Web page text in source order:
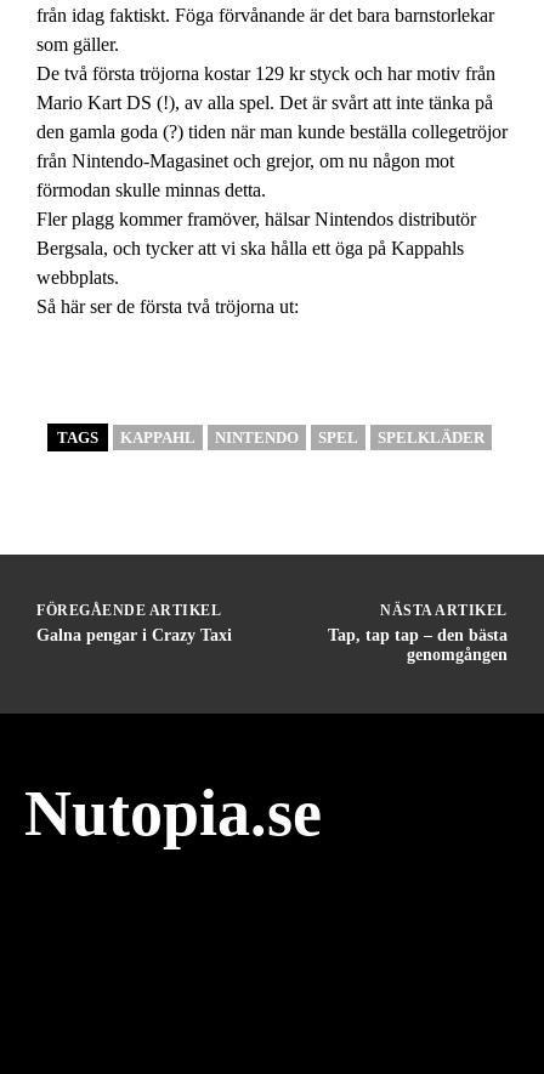
från idag faktiskt. Föga förvånande är det bara barnstorlekar
som gäller.
De två första tröjorna kostar 129 kr styck och har motiv från
Mario Kart DS (!), av alla spel. Det är svårt att inte tänka på
den gamla goda (?) tiden när man kunde beställa collegetröjor
från Nintendo-Magasinet och grejor, om nu någon mot
förmodan skulle minnas detta.
Fler plagg kommer framöver, hälsar Nintendos distributör
Bergsala, och tycker att vi ska hålla ett öga på Kappahls
webbplats.
Så här ser de första två tröjorna ut:
TAGS KAPPAHL NINTENDO SPEL SPELKLÄDER
FÖREGÅENDE ARTIKEL
Galna pengar i Crazy Taxi
NÄSTA ARTIKEL
Tap, tap tap – den bästa
genomgången
Nutopia.se